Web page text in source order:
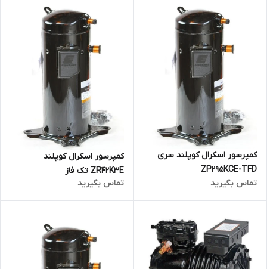
کمپرسور اسکرال کوپلند سری
ZP295KCE-TFD
تماس بگیرید
کمپرسور اسکرال کوپلند
ZR42K3E تک فاز
تماس بگیرید